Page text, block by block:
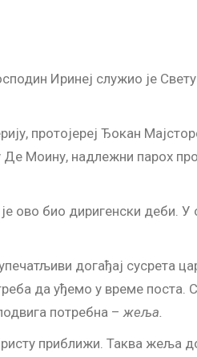
Иринеј служио је Свету
протојереј Ђокан
Де Моину, надлежни парох
ово био диригенски деби. У
догађај сусрета
да уђемо у време поста.
потребна – жеља.
приближи. Таква жеља